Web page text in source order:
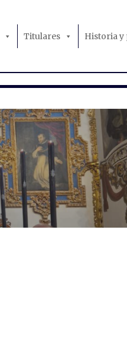
Titulares Historia